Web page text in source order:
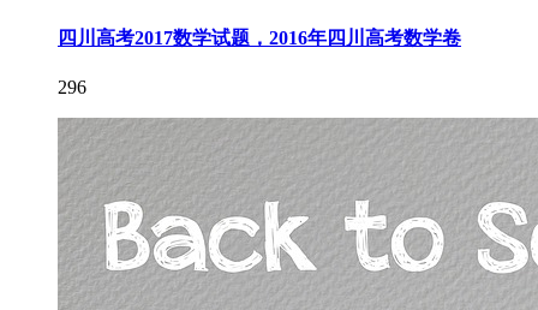
四川高考2017数学试题，2016年四川高考数学卷
296